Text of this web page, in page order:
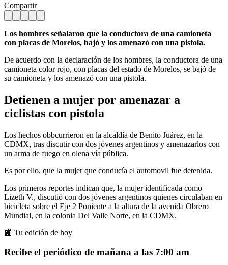
Compartir
Los hombres señalaron que la conductora de una camioneta
con placas de Morelos, bajó y los amenazó con una pistola.
De acuerdo con la declaración de los hombres, la conductora de una
camioneta color rojo, con placas del estado de Morelos, se bajó de
su camioneta y los amenazó con una pistola.
Detienen a mujer por amenazar a
ciclistas con pistola
Los hechos obbcurrieron en la alcaldía de Benito Juárez, en la
CDMX, tras discutir con dos jóvenes argentinos y amenazarlos con
un arma de fuego en olena vía pública.
Es por ello, que la mujer que conducía el automovil fue detenida.
Los primeros reportes indican que, la mujer identificada como
Lizeth V., discutió con dos jóvenes argentinos quienes circulaban en
bicicleta sobre el Eje 2 Poniente a la altura de la avenida Obrero
Mundial, en la colonia Del Valle Norte, en la CDMX.
📰 Tu edición de hoy
Recibe el periódico de mañana a las 7:00 am